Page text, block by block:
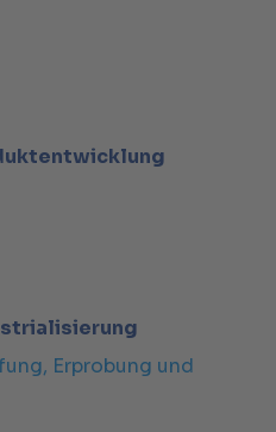
Erprobung und